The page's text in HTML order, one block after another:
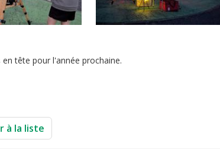
tête pour l'année prochaine.
à la liste